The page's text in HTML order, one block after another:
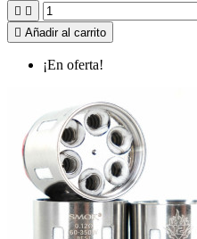
 
 Añadir al carrito
¡En oferta!